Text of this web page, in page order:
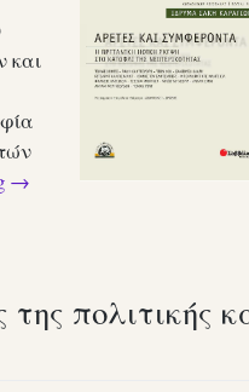
και
→
πολιτικής